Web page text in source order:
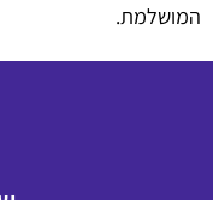
המושלמת.